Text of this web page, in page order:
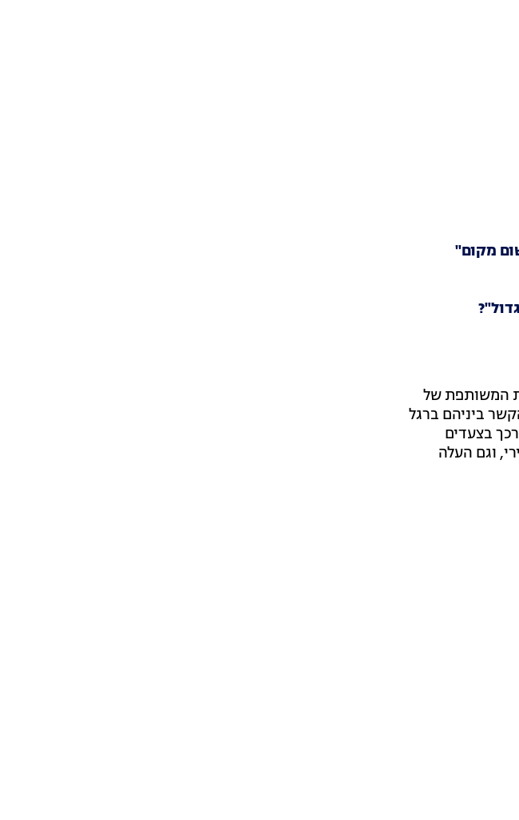
מקום"
המשותפת של
ביניהם ברגל
בצעדים
וגם העלה